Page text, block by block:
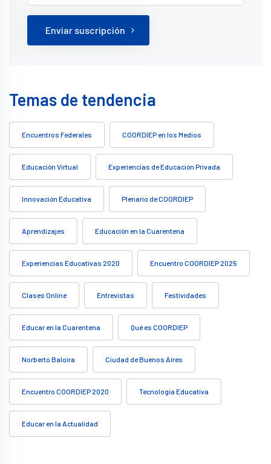
Enviar suscripción
Temas de tendencia
Encuentros Federales COORDIEP en los Medios
Educación Virtual Experiencias de Educación Privada
Innovación Educativa Plenario de COORDIEP
Aprendizajes Educación en la Cuarentena
Experiencias Educativas 2020 Encuentro COORDIEP 2025
Clases Online Entrevistas Festividades
Educar en la Cuarentena Qué es COORDIEP
Norberto Baloira Ciudad de Buenos Aires
Encuentro COORDIEP 2020 Tecnología Educativa
Educar en la Actualidad